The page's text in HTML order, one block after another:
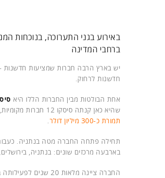
ברחבי המדינה
יש בארץ הרבה חברות שמציעות חדשנות –
חדשנות לרחוק.
אחת הבולטות מבין החברות הללו היא
שהיא כאן קנתה סיסקו 12 חברות מקומיות, בסכום כולל של יותר משבעה מיליארד שקלים. רק ביוני האחרון היא הודיעה על
תמורת כ-300 מיליון דולר
.
בארבעה מרכזים שונים: בנתניה,
החברה ציינה מלאות